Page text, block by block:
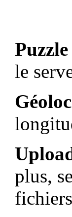
Puzzle
le
plus,